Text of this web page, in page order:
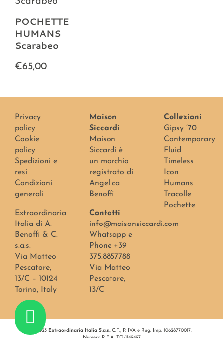
POCHETTE
HUMANS
Scarabeo
€65,00
Privacy
policy
Cookie
policy
Spedizioni e
resi
Condizioni
generali
Extraordinaria
Italia di A.
Benoffi & C.
s.a.s.
Via Matteo
Pescatore,
13/C – 10124
Torino, Italy
Maison
Siccardi
Maison
Siccardi è
un marchio
registrato di
Angelica
Benoffi
Contatti
info@maisonsiccardi.com
Whatsapp e
Phone +39
375.8857788
Via Matteo
Pescatore,
13/C
Collezioni
Gipsy ’70
Contemporary
Fluid
Timeless
Icon
Humans
Tracolle
Pochette
2023 Extraordinaria Italia S.a.s.. C.F., P. IVA e Reg. Imp. 10628770017.